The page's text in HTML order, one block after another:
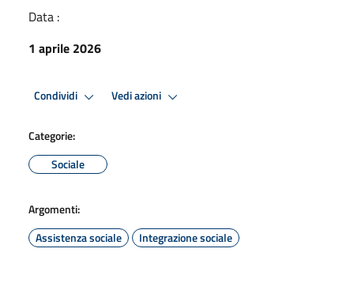
Data :
1 aprile 2026
Condividi Vedi azioni
Categorie:
Sociale
Argomenti:
Assistenza sociale
Integrazione sociale